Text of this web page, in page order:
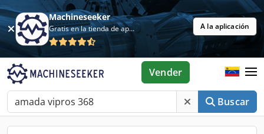
Machineseeker
Gratis en la tienda de aplicaciones A la aplicación
Buscar
Vender